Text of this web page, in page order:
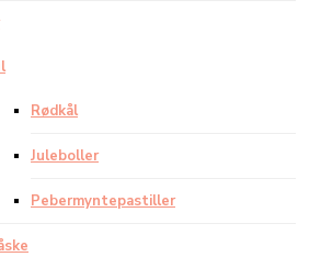
Rødkål
Juleboller
Pebermyntepastiller